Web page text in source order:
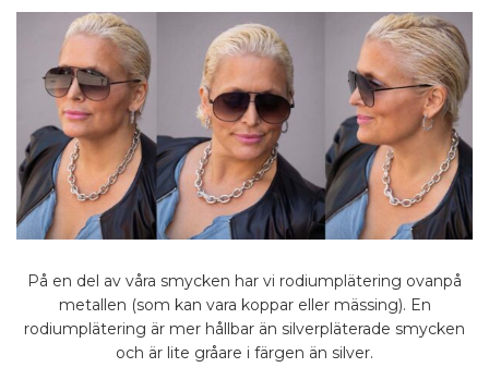
På en del av våra smycken har vi rodiumplätering ovanpå
metallen (som kan vara koppar eller mässing). En
rodiumplätering är mer hållbar än silverpläterade smycken
och är lite gråare i färgen än silver.